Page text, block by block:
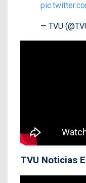
— TVU
TVU Noticias